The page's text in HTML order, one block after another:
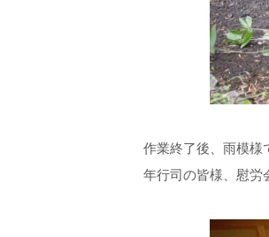
作業終了後、雨模様
年行司の皆様、慰労